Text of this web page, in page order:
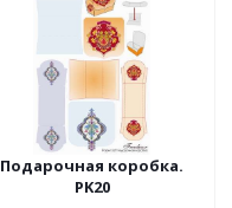
Подарочная коробка.
PK20